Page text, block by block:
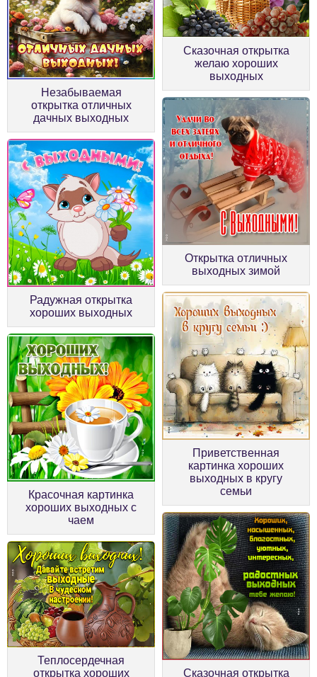
Незабываемая
открытка отличных
дачных выходных
Сказочная открытка
желаю хороших
выходных
Радужная открытка
хороших выходных
Открытка отличных
выходных зимой
Красочная картинка
хороших выходных с
чаем
Приветственная
картинка хороших
выходных в кругу
семьи
Теплосердечная
открытка хороших
Сказочная открытка